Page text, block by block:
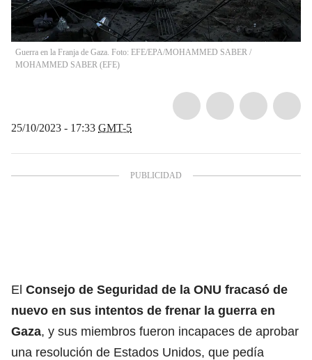
Guerra en la Franja de Gaza. Foto: EFE/EPA/MOHAMMED SABER /
MOHAMMED SABER (EFE)
25/10/2023 - 17:33 GMT-5
El Consejo de Seguridad de la ONU fracasó de
nuevo en sus intentos de frenar la guerra en
Gaza, y sus miembros fueron incapaces de aprobar
una resolución de Estados Unidos, que pedía